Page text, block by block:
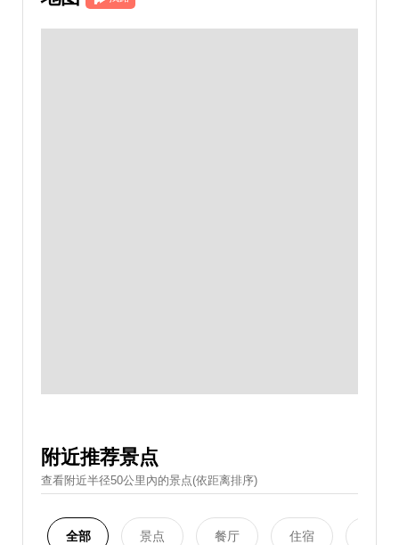
附近推荐景点
查看附近半径50公里內的景点(依距离排序)
全部 景点 餐厅 住宿